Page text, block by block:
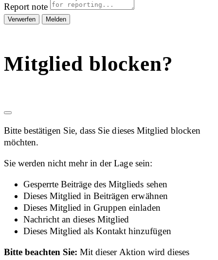
Report note
Melden
Mitglied blocken?
Bitte bestätigen Sie, dass Sie dieses Mitglied blocken
möchten.
Sie werden nicht mehr in der Lage sein:
Gesperrte Beiträge des Mitglieds sehen
Dieses Mitglied in Beiträgen erwähnen
Dieses Mitglied in Gruppen einladen
Nachricht an dieses Mitglied
Dieses Mitglied als Kontakt hinzufügen
Bitte beachten Sie:Mit dieser Aktion wird dieses